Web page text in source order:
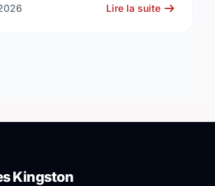
Lire la suite
Kingston